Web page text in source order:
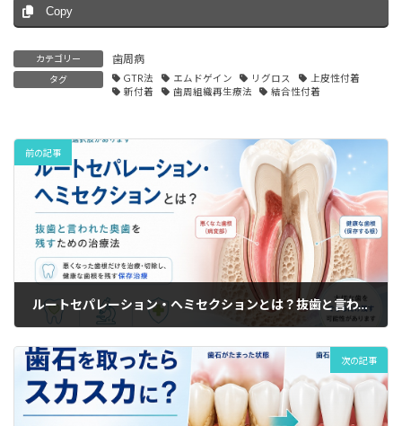
Copy
カテゴリー 歯周病
タグ GTR法 エムドゲイン リグロス
上皮性付着
新付着
歯周組織再生療法 結合性付着
前の記事
ルートセパレーション・ヘミセクションとは？抜歯と言われた奥歯を残すための治療法
次の記事